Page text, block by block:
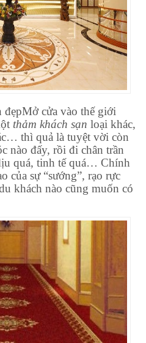
đẹpMở cửa vào thế giới
thảm khách sạn loại khác,
thì quả là tuyệt vời còn
nào đấy, rồi đi chân trần
quá, tinh tế quá… Chính
của sự “sướng”, rạo rực
khách nào cũng muốn có